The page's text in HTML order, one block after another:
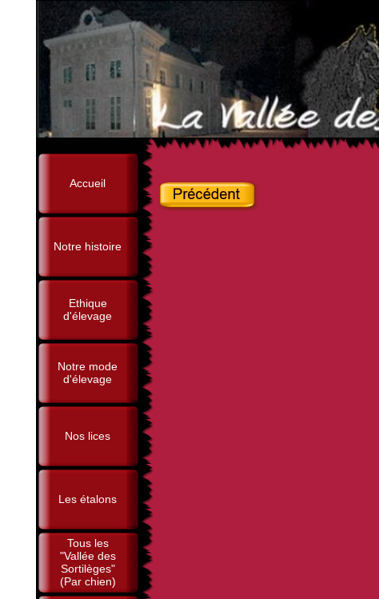
Accueil
Notre histoire
Ethique
d'élevage
Notre mode
d'élevage
Nos lices
Les étalons
Tous les
"Vallée des
Sortilèges"
(Par chien)